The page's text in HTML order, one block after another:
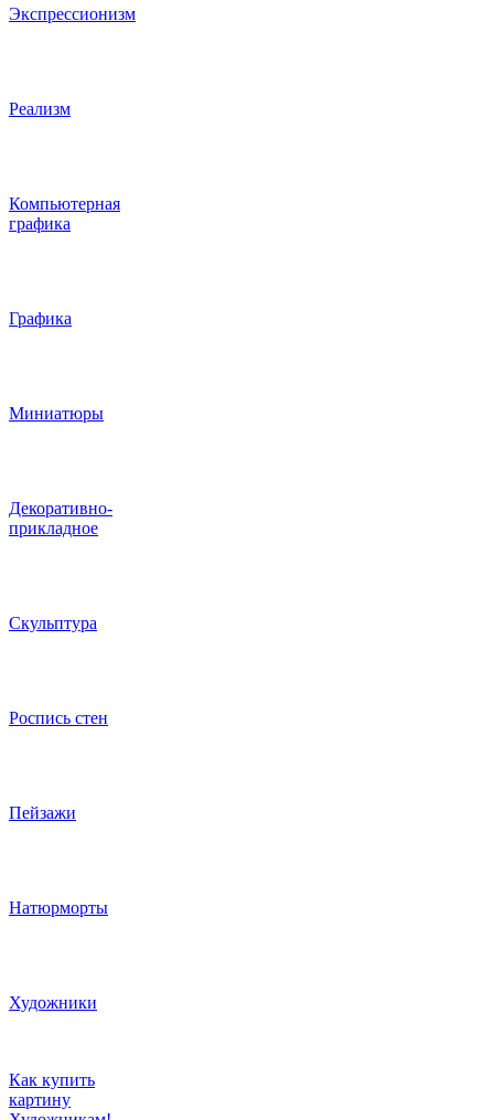
Экспрессионизм
Реализм
Компьютерная
графика
Графика
Миниатюры
Декоративно-
прикладное
Скульптура
Роспись стен
Пейзажи
Натюрморты
Художники
Как купить
картину